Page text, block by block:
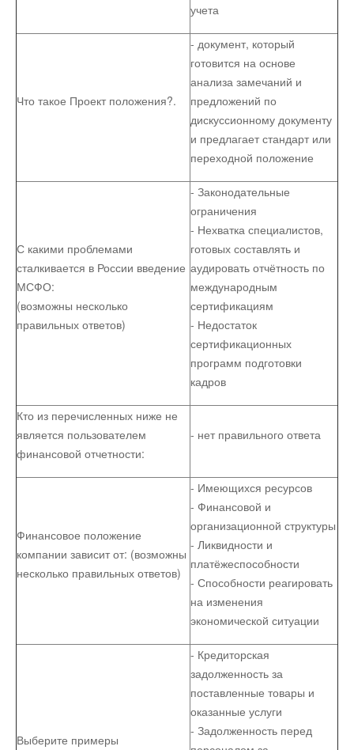
учета
Что такое Проект положения?.
- документ, который
готовится на основе
анализа замечаний и
предложений по
дискуссионному документу
и предлагает стандарт или
переходной положение
С какими проблемами
сталкивается в России введение
МСФО:
(возможны несколько
правильных ответов)
- Законодательные
ограничения
- Нехватка специалистов,
готовых составлять и
аудировать отчётность по
международным
сертификациям
- Недостаток
сертификационных
программ подготовки
кадров
Кто из перечисленных ниже не
является пользователем
финансовой отчетности:
- нет правильного ответа
Финансовое положение
компании зависит от: (возможны
несколько правильных ответов)
- Имеющихся ресурсов
- Финансовой и
организационной структуры
- Ликвидности и
платёжеспособности
- Способности реагировать
на изменения
экономической ситуации
Выберите примеры
- Кредиторская
задолженность за
поставленные товары и
оказанные услуги
- Задолженность перед